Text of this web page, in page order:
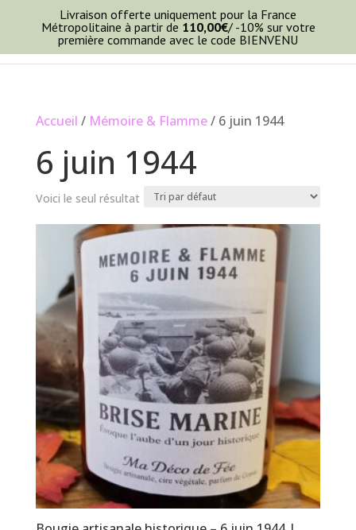
Accueil / Mémoire & Flamme/ 6 juin 1944
6 juin 1944
Voici le seul résultat
Livraison offerte uniquement pour la France
Métropolitaine à partir de 110,00€/ -10% sur votre
première commande avec le code BIENVENU